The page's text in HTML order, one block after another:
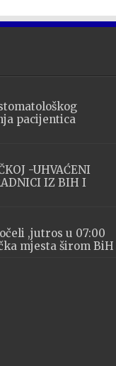
pacijentica
-UHVAĆENI
IZ BIH I
,jutros u 07:00
mjesta širom BiH